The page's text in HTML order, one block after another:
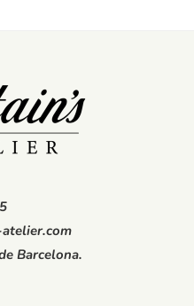
Barcelona.